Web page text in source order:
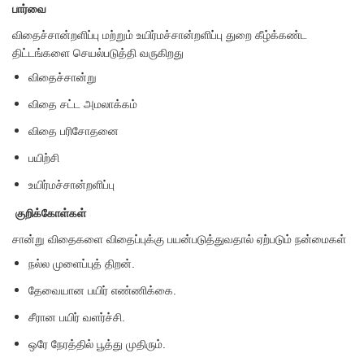
பார்வை
விதைச்சான்றளிப்பு மற்றும் உயிர்மச்சான்றளிப்பு துறை கீழ்க்கண்ட
திட்டங்களை செயல்படுத்தி வருகிறது
விதைச்சான்று
விதை சட்ட அமலாக்கம்
விதை பரிசோதனை
பயிற்சி
உயிர்மச்சான்றளிப்பு
குறிக்கோள்கள்
சான்று விதைகளை விதைப்புக்கு பயன்படுத்துவதால் ஏற்படும் நன்மைகள்
நல்ல முளைப்புத் திறன்.
தேவையான பயிர் எண்ணிக்கை.
சீரான பயிர் வளர்ச்சி.
ஒரே நேரத்தில் பூத்து முதிரும்.